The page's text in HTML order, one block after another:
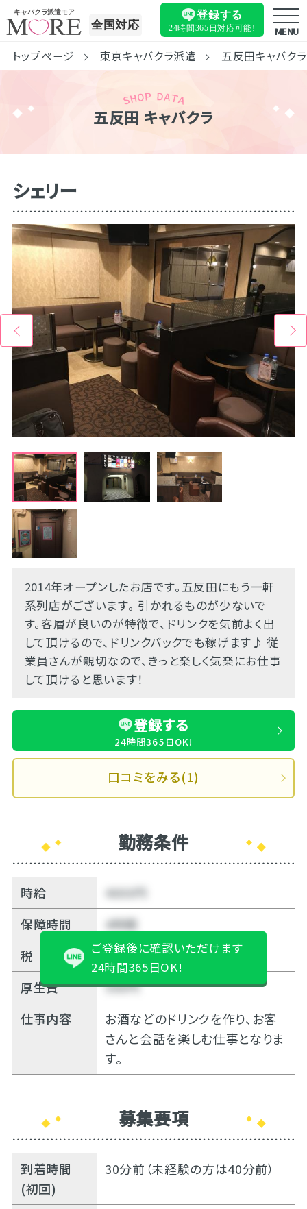
キャバクラ派遣モア
全国対応
登録する
24時間365日対応可能! MENU
トップページ 東京キャバクラ派遣 五反田キャバク
五反田 キャバクラ
シェリー
2014年オープンしたお店です。五反田にもう一軒
系列店がございます。 引かれるものが少ないで
す。客層が良いのが特徴で、ドリンクを気前よく出
して頂けるので、ドリンクバックでも稼げます♪ 従
業員さんが親切なので、きっと楽しく気楽にお仕事
して頂けると思います！
登録する
24時間365日OK!
口コミをみる(1)
勤務条件
時給
4000円
保障時間
4時間
税
10%
厚生費
500円
仕事内容
お酒などのドリンクを作り、お客
さんと会話を楽しむ仕事となりま
す。
ご登録後に確認いただけます
24時間365日OK!
募集要項
到着時間
(初回)
30分前（未経験の方は40分前）